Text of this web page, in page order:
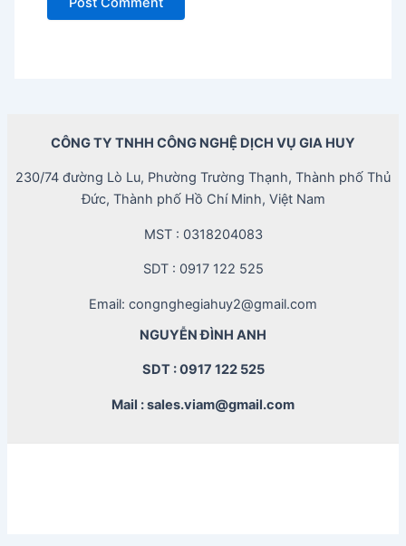
CÔNG TY TNHH CÔNG NGHỆ DỊCH VỤ GIA HUY
230/74 đường Lò Lu, Phường Trường Thạnh, Thành phố Thủ
Đức, Thành phố Hồ Chí Minh, Việt Nam
MST : 0318204083
SDT : 0917 122 525
Email: congnghegiahuy2@gmail.com
NGUYỄN ĐÌNH ANH
SDT : 0917 122 525
Mail : sales.viam@gmail.com